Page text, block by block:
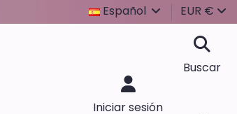
Español EUR €
Buscar
Iniciar sesión